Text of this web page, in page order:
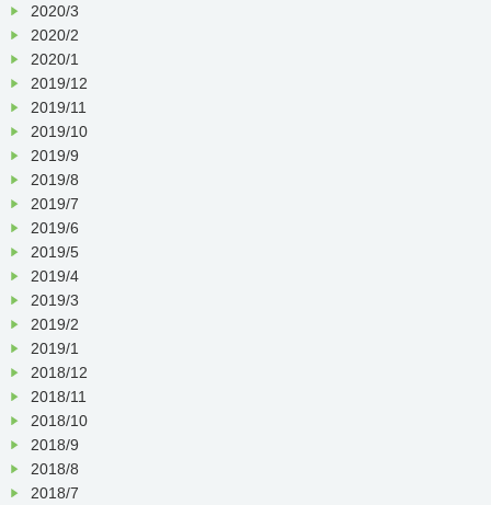
2020/3
2020/2
2020/1
2019/12
2019/11
2019/10
2019/9
2019/8
2019/7
2019/6
2019/5
2019/4
2019/3
2019/2
2019/1
2018/12
2018/11
2018/10
2018/9
2018/8
2018/7